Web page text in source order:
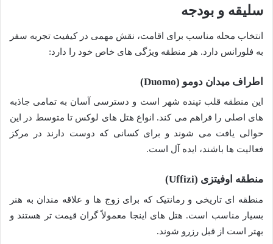
سلیقه و بودجه
انتخاب محله مناسب برای اقامت، نقش مهمی در کیفیت تجربه سفر
به فلورانس دارد. هر منطقه ویژگی های خاص خود را دارد:
اطراف میدان دومو (Duomo)
این منطقه قلب تپنده شهر است و دسترسی آسان به تمامی جاذبه
های اصلی را فراهم می کند. انواع هتل های لوکس تا متوسط در این
حوالی یافت می شوند و برای کسانی که دوست دارند در مرکز
فعالیت ها باشند، ایده آل است.
منطقه اوفیتزی (Uffizi)
منطقه ای تاریخی و رمانتیک که برای زوج ها و علاقه مندان به هنر
بسیار مناسب است. هتل های اینجا معمولاً گران قیمت تر هستند و
بهتر است از قبل رزرو شوند.